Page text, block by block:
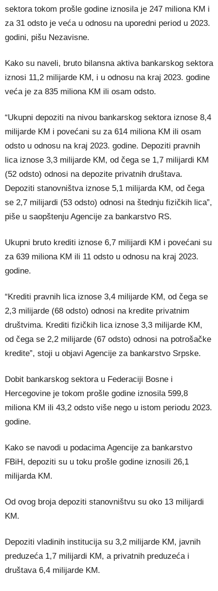
sektora tokom prošle godine iznosila je 247 miliona KM i
za 31 odsto je veća u odnosu na uporedni period u 2023.
godini, pišu Nezavisne.
Kako su naveli, bruto bilansna aktiva bankarskog sektora
iznosi 11,2 milijarde KM, i u odnosu na kraj 2023. godine
veća je za 835 miliona KM ili osam odsto.
“Ukupni depoziti na nivou bankarskog sektora iznose 8,4
milijarde KM i povećani su za 614 miliona KM ili osam
odsto u odnosu na kraj 2023. godine. Depoziti pravnih
lica iznose 3,3 milijarde KM, od čega se 1,7 milijardi KM
(52 odsto) odnosi na depozite privatnih društava.
Depoziti stanovništva iznose 5,1 milijarda KM, od čega
se 2,7 milijardi (53 odsto) odnosi na štednju fizičkih lica”,
piše u saopštenju Agencije za bankarstvo RS.
Ukupni bruto krediti iznose 6,7 milijardi KM i povećani su
za 639 miliona KM ili 11 odsto u odnosu na kraj 2023.
godine.
“Krediti pravnih lica iznose 3,4 milijarde KM, od čega se
2,3 milijarde (68 odsto) odnosi na kredite privatnim
društvima. Krediti fizičkih lica iznose 3,3 milijarde KM,
od čega se 2,2 milijarde (67 odsto) odnosi na potrošačke
kredite”, stoji u objavi Agencije za bankarstvo Srpske.
Dobit bankarskog sektora u Federaciji Bosne i
Hercegovine je tokom prošle godine iznosila 599,8
miliona KM ili 43,2 odsto više nego u istom periodu 2023.
godine.
Kako se navodi u podacima Agencije za bankarstvo
FBiH, depoziti su u toku prošle godine iznosili 26,1
milijarda KM.
Od ovog broja depoziti stanovništvu su oko 13 milijardi
KM.
Depoziti vladinih institucija su 3,2 milijarde KM, javnih
preduzeća 1,7 milijardi KM, a privatnih preduzeća i
društava 6,4 milijarde KM.